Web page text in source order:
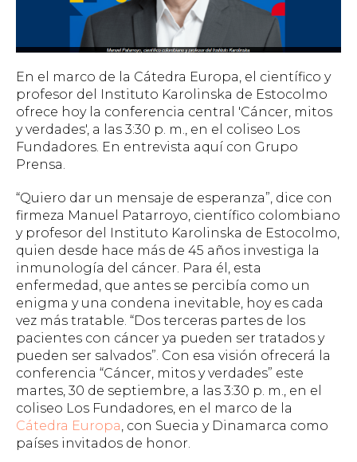
En el marco de la Cátedra Europa, el científico y
profesor del Instituto Karolinska de Estocolmo
ofrece hoy la conferencia central 'Cáncer, mitos
y verdades', a las 3:30 p. m., en el coliseo Los
Fundadores. En entrevista aquí con Grupo
Prensa.
“Quiero dar un mensaje de esperanza”, dice con
firmeza Manuel Patarroyo, científico colombiano
y profesor del Instituto Karolinska de Estocolmo,
quien desde hace más de 45 años investiga la
inmunología del cáncer. Para él, esta
enfermedad, que antes se percibía como un
enigma y una condena inevitable, hoy es cada
vez más tratable. “Dos terceras partes de los
pacientes con cáncer ya pueden ser tratados y
pueden ser salvados”. Con esa visión ofrecerá la
conferencia “Cáncer, mitos y verdades” este
martes, 30 de septiembre, a las 3:30 p. m., en el
coliseo Los Fundadores, en el marco de la
Cátedra Europa , con Suecia y Dinamarca como
países invitados de honor.